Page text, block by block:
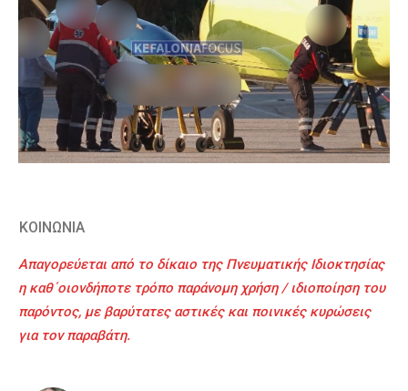
ΚΟΙΝΩΝΙΑ
Απαγορεύεται από το δίκαιο της Πνευματικής Ιδιοκτησίας
η καθ΄οιονδήποτε τρόπο παράνομη χρήση / ιδιοποίηση του
παρόντος, με βαρύτατες αστικές και ποινικές κυρώσεις
για τον παραβάτη.